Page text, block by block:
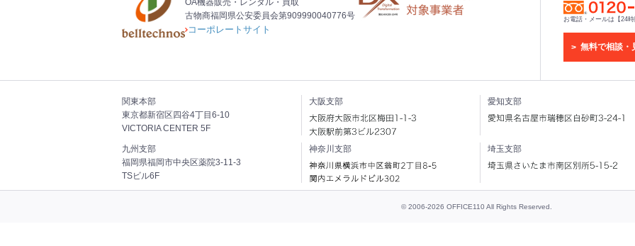
OA機器販売・レンタル・買取
古物商福岡県公安委員会第909990040776号
コーポレートサイト
お電話・メールは【24
無料で相談・
関東本部
東京都新宿区四谷4丁目6-10
VICTORIA CENTER 5F
大阪支部 愛知支部
九州支部
福岡県福岡市中央区薬院3-11-3
TSビル6F
神奈川支部 埼玉支部
© 2006-2026 OFFICE110 All Rights Reserved.